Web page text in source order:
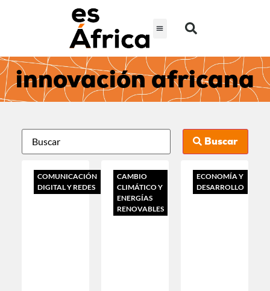
innovación africana
Buscar
COMUNICACIÓN
DIGITAL Y REDES
CAMBIO
CLIMÁTICO Y
ENERGÍAS
RENOVABLES
ECONOMÍA Y
DESARROLLO